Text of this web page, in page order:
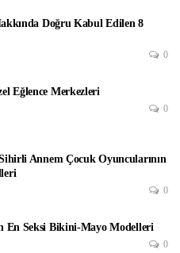
Doğru Kabul Edilen 8
0
Eğlence Merkezleri
0
Annem Çocuk Oyuncularının
0
En Seksi Bikini-Mayo Modelleri
0